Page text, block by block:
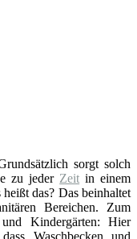
sorgt solch
zu jeder Zeit in einem
das? Das beinhaltet
Bereichen. Zum
Kindergärten: Hier
Waschbecken und